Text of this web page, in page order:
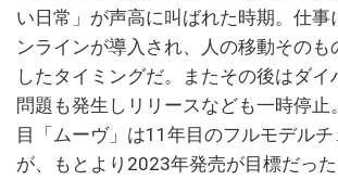
い日常」が声高に叫ばれた時期。仕事
ンラインが導入され、人の移動そのも
したタイミングだ。またその後はダイ
問題も発生しリリースなども一時停止
目「ムーヴ」は11年目のフルモデル
が、もとより2023年発売が目標だっ